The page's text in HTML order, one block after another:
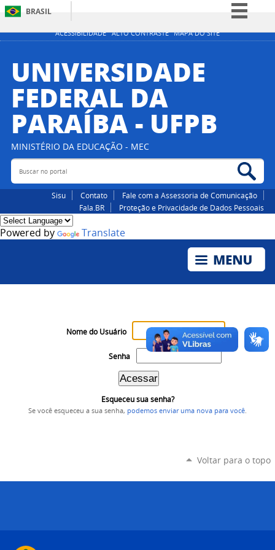
ACESSIBILIDADE ALTO CONTRASTE MAPA DO SITE
BRASIL
Simplifique!
Participe
Acesso à informação
Canais
UNIVERSIDADE
FEDERAL DA
PARAÍBA - UFPB
MINISTÉRIO DA EDUCAÇÃO - MEC
Buscar no portal
Sisu Contato
Fale com a Assessoria de Comunicação
Fala.BR
Proteção e Privacidade de Dados Pessoais
Powered by Translate
Nome do Usuário
Senha
Esqueceu sua senha?
Se você esqueceu a sua senha, podemos enviar uma nova para você
Voltar para o topo